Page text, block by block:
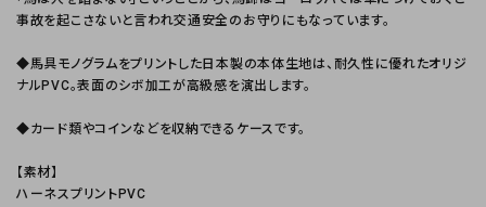
事故を起こさないと言われ交通安全のお守りにもなっています。
◆馬具モノグラムをプリントした日本製の本体生地は、耐久性に優れたオリジ
ナルPVC。表面のシボ加工が高級感を演出します。
◆カード類やコインなどを収納できるケースです。
【素材】
ハーネスプリントPVC